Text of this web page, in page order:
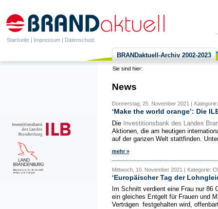
Startseite | Impressum | Datenschutz
BRANDaktuell-Archiv 2002-2023
Sie sind hier:
News
Donnerstag, 25. November 2021 |
‘Make the world orange’: Die
Die Investitionsbank des Landes
Aktionen, die am heutigen
auf der ganzen Welt stattfinden.
mehr »
Mittwoch, 10. November 2021 | Kategorie:
‘Europäischer Tag der
Im Schnitt verdient eine Frau nur 86
ein gleiches Entgelt für Frauen und
Verträgen festgehalten wird,